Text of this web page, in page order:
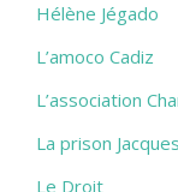
Hélène Jégado
L’amoco Cadiz
L’association
La prison
Le Droit